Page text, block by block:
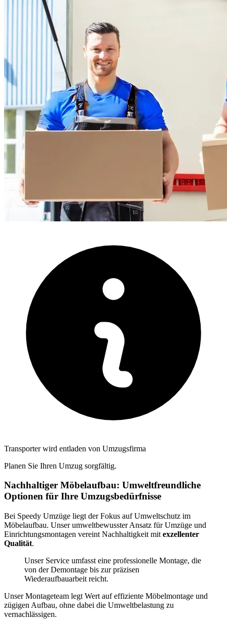
Transporter wird entladen von Umzugsfirma
Planen Sie Ihren Umzug sorgfältig.
Nachhaltiger Möbelaufbau: Umweltfreundliche
Optionen für Ihre Umzugsbedürfnisse
Bei Speedy Umzüge liegt der Fokus auf Umweltschutz im
Möbelaufbau. Unser umweltbewusster Ansatz für Umzüge und
Einrichtungsmontagen vereint Nachhaltigkeit mit exzellenter
Qualität.
Unser Service umfasst eine professionelle Montage, die
von der Demontage bis zur präzisen
Wiederaufbauarbeit reicht.
Unser Montageteam legt Wert auf effiziente Möbelmontage und
zügigen Aufbau, ohne dabei die Umweltbelastung zu
vernachlässigen.